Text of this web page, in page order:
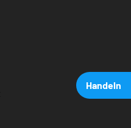
Handeln